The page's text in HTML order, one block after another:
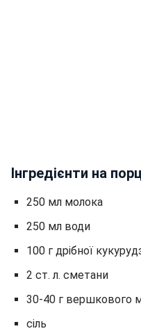
Інгредієнти на
250 мл молока
250 мл води
100 г дрібної
2 ст. л. сметани
30-40 г вершкового
сіль